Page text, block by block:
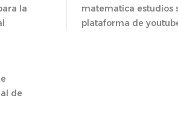
la
matematica estudios
plataforma de
de